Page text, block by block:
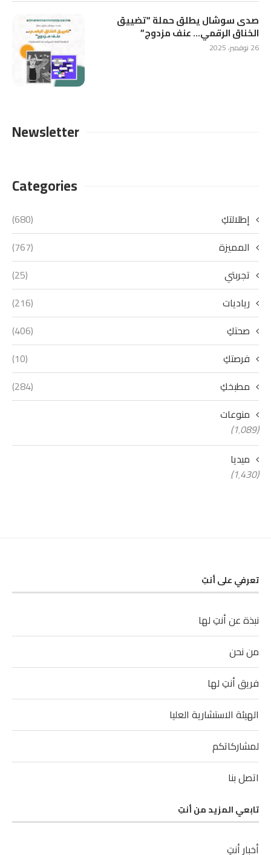
صدى سوشال يطلق حملة “تضييق
الخناق الرقمي… عنف مزدوج”
26 نوفمبر، 2025
Newsletter
Categories
إطلالتكِ
(680)
المميزة
(767)
تجربتي
(25)
رياديات
(216)
صحتكِ
(406)
فرصتكِ
(10)
مطبخكِ
(284)
منوعات
(1٬089)
ميديا
(1٬430)
تعرفي على أنتِ
نبذة عن أنتِ لها
من نحن
فريق أنتِ لها
الهيئة الاستشارية العليا
لمشاركاتكم
اتصل بنا
تابعي المزيد من أنتِ
أخبار أنتِ